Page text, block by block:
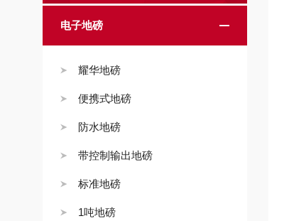
电子地磅
耀华地磅
便携式地磅
防水地磅
带控制输出地磅
标准地磅
1吨地磅